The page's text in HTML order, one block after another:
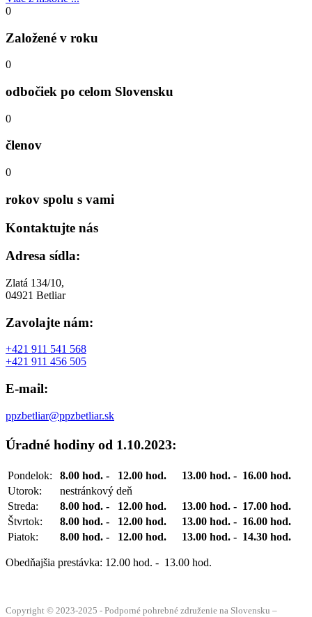
0
Založené v roku
0
odbočiek po celom Slovensku
0
členov
0
rokov spolu s vami
Kontaktujte nás
Adresa sídla:
Zlatá 134/10,
04921 Betliar
Zavolajte nám:
+421 911 541 568
+421 911 456 505
E-mail:
ppzbetliar@ppzbetliar.sk
Úradné hodiny od 1.10.2023:
Pondelok: 8.00 hod. - 12.00 hod.
13.00 hod. - 16.00 hod.
Utorok:
nestránkový deň
Streda:
8.00 hod. - 12.00 hod.
13.00 hod. - 17.00 hod.
Štvrtok:
8.00 hod. - 12.00 hod.
13.00 hod. - 16.00 hod.
Piatok:
8.00 hod. - 12.00 hod. 13.00 hod. - 14.30 hod.
Obedňajšia prestávka: 12.00 hod. - 13.00 hod.
Copyright © 2023-2025 - Podporné pohrebné združenie na Slovensku –